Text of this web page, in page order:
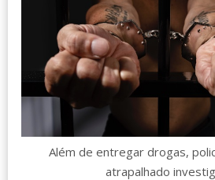
Além de entregar drogas,
atrapalhado